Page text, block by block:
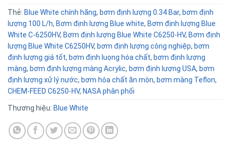
Thẻ: Blue White chính hãng, bơm định lượng 0.34 Bar, bơm định
lượng 100 L/h, Bơm định lượng Blue white, Bơm định lượng Blue
White C-6250HV, Bơm định lượng Blue White C6250-HV, Bơm định
lượng Blue White C6250HV, bơm định lượng công nghiệp, bơm
định lượng giá tốt, bơm định luọng hóa chất, bơm định lượng
màng, bơm định lượng màng Acrylic, bơm định lượng USA, bơm
định lượng xử lý nước, bơm hóa chất ăn mòn, bơm màng Teflon,
CHEM-FEED C6250-HV, NASA phân phối
Thương hiệu: Blue White